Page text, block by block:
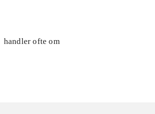
handler ofte om